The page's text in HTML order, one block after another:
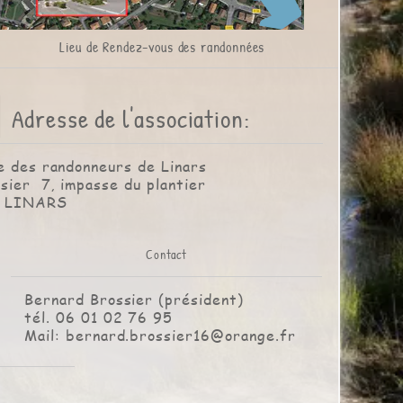
Lieu de Rendez-vous des randonnées
Adresse de l'association:
des randonneurs de Linars
7, impasse du plantier
LINARS
Contact
Bernard Brossier (président)
tél. 06 01 02 76 95
Mail: bernard.brossier16@orange.fr